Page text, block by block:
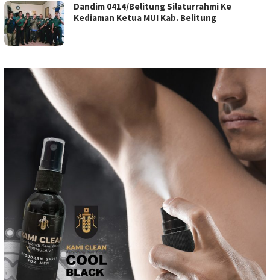
Dandim 0414/Belitung Silaturrahmi Ke
Kediaman Ketua MUI Kab. Belitung